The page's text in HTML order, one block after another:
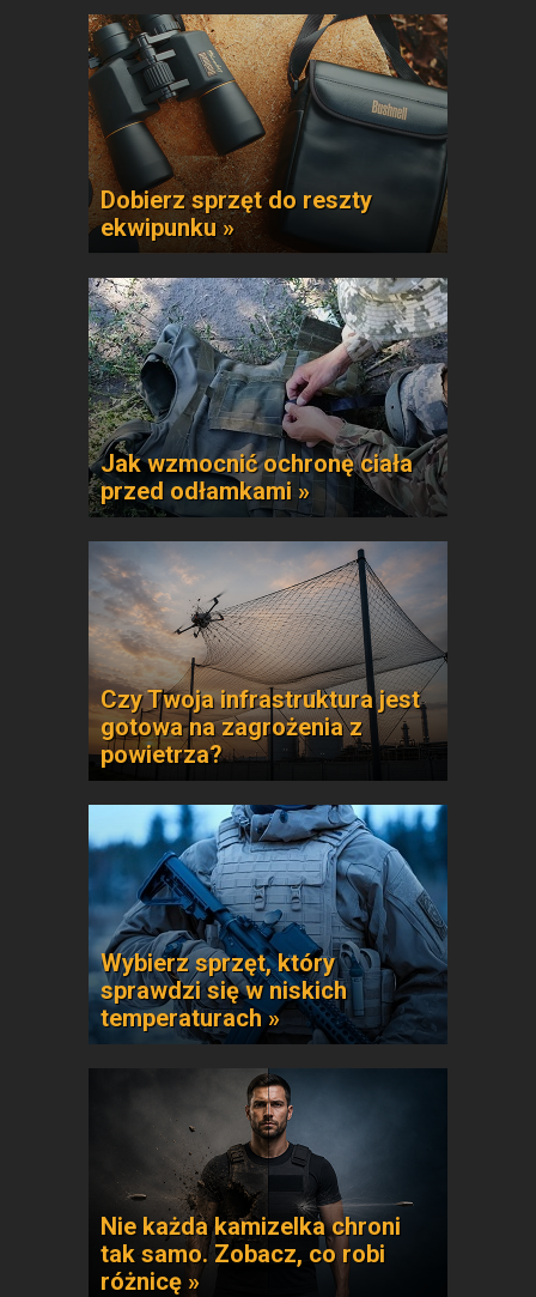
Dobierz sprzęt do reszty
ekwipunku »
Jak wzmocnić ochronę ciała
przed odłamkami »
Czy Twoja infrastruktura jest
gotowa na zagrożenia z
powietrza?
Wybierz sprzęt, który
sprawdzi się w niskich
temperaturach »
Nie każda kamizelka chroni
tak samo. Zobacz, co robi
różnicę »